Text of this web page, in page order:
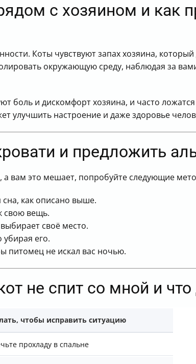
с хозяином и как
Коты чувствуют запах хозяина,
окружающую среду, наблюдая за
боль и дискомфорт хозяина, и часто
улучшить настроение и даже здоровье
и предложить
а вам это мешает, попробуйте следующие
сна, как описано выше.
свою вещь.
своё место.
убирая его.
питомец не искал вас ночью.
не спит со мной и что
чтобы исправить ситуацию
прохладу в спальне